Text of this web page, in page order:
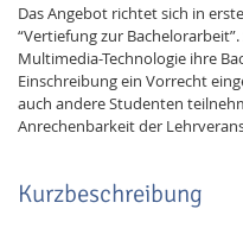
Das Angebot richtet sich in
“Vertiefung zur
Multimedia-Technologie ihre
Einschreibung ein Vorrecht
auch andere Studenten
Anrechenbarkeit der
Kurzbeschreibung